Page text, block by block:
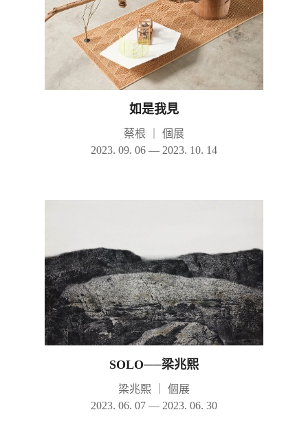
如是我見
蔡根
個展
2023. 09. 06 — 2023. 10. 14
SOLO──梁兆熙
梁兆熙
個展
2023. 06. 07 — 2023. 06. 30